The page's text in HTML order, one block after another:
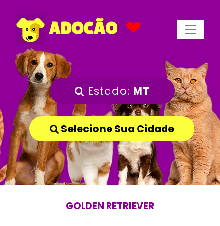
ADOCÃO ❤
Estado: MT
Selecione Sua Cidade
GOLDEN RETRIEVER